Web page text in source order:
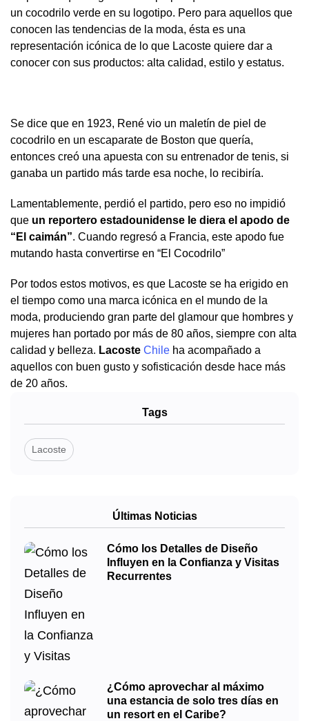
un cocodrilo verde en su logotipo. Pero para aquellos que
conocen las tendencias de la moda, ésta es una
representación icónica de lo que Lacoste quiere dar a
conocer con sus productos: alta calidad, estilo y estatus.
Se dice que en 1923, René vio un maletín de piel de
cocodrilo en un escaparate de Boston que quería,
entonces creó una apuesta con su entrenador de tenis, si
ganaba un partido más tarde esa noche, lo recibiría.
Lamentablemente, perdió el partido, pero eso no impidió
que un reportero estadounidense le diera el apodo de
“El caimán”. Cuando regresó a Francia, este apodo fue
mutando hasta convertirse en “El Cocodrilo”
Por todos estos motivos, es que Lacoste se ha erigido en
el tiempo como una marca icónica en el mundo de la
moda, produciendo gran parte del glamour que hombres y
mujeres han portado por más de 80 años, siempre con alta
calidad y belleza. Lacoste Chile ha acompañado a
aquellos con buen gusto y sofisticación desde hace más
de 20 años.
Tags
Lacoste
Últimas Noticias
Cómo los Detalles de Diseño
Influyen en la Confianza y Visitas
Recurrentes
¿Cómo aprovechar al máximo
una estancia de solo tres días en
un resort en el Caribe?